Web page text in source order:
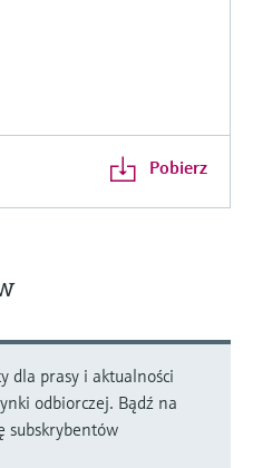
Pobierz
dla prasy i aktualności
odbiorczej. Bądź na
subskrybentów